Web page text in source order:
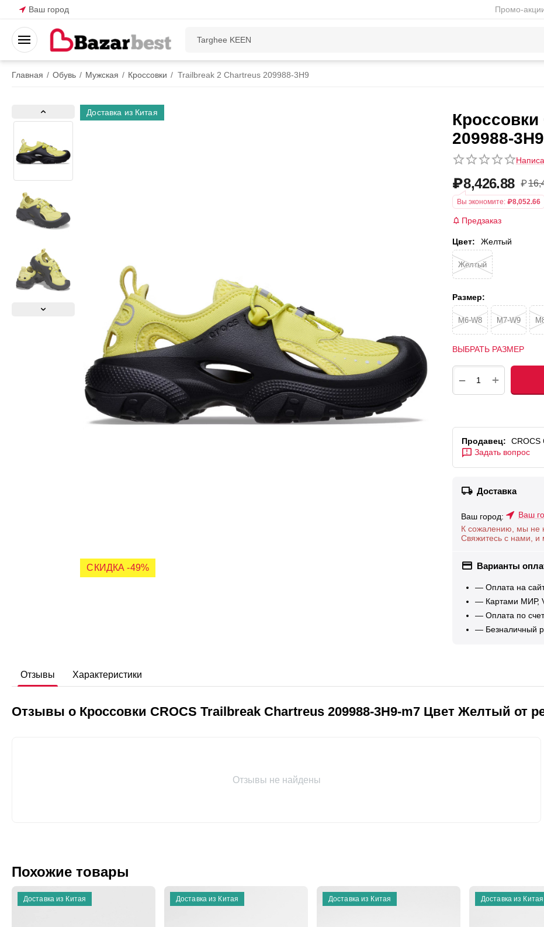
Ваш город Промо-
Главная / Обувь / Мужская / Кроссовки / Trailbreak 2 Chartreus 209988-3H9
209988-
₽8,426.88 ₽
Вы экономите: ₽8,052.66
Предзаказ
Цвет: Желтый
Желтый
Размер:
M6-W8 M7-W9
ВЫБРАТЬ РАЗМЕР
+
−
Продавец:
CROCS
Задать вопрос
Доставка
Ваш город:
Ваш
К сожалению, мы не
Свяжитесь с нами, и
Варианты
— Оплата на
— Картами МИР,
— Оплата по
— Безналичный
Отзывы Характеристики
Отзывы о Кроссовки CROCS Trailbreak Chartreus 209988-3H9-m7 Цвет Желтый от
Отзывы не найдены
Похожие товары
Доставка из Китая Доставка из Китая Доставка из Китая Доставка из Китая